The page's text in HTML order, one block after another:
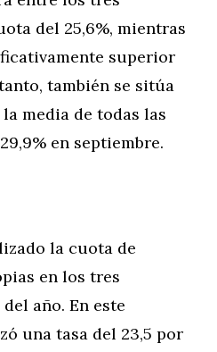
del 25,6%, mientras
superior
también se sitúa
media de todas las
en septiembre.
la cuota de
en los tres
año. En este
una tasa del 23,5 por